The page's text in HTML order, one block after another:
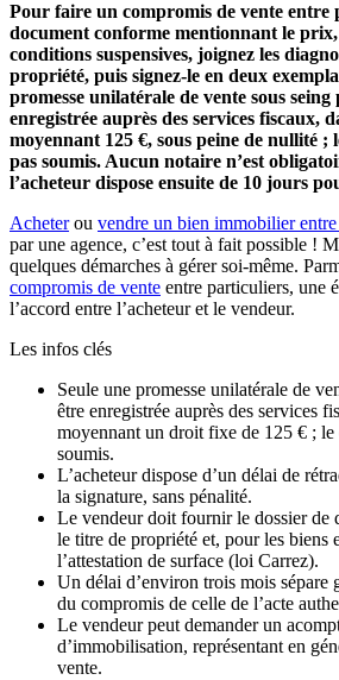
Pour faire un compromis de vente entre
document conforme mentionnant le prix,
conditions suspensives, joignez les
propriété, puis signez-le en deux
promesse unilatérale de vente sous
enregistrée auprès des services fiscaux,
moyennant 125 €, sous peine de nullité ;
pas soumis. Aucun notaire n’est
l’acheteur dispose ensuite de 10 jours
Acheterou vendre un bien immobilier
par une agence, c’est tout à fait possible !
quelques démarches à gérer soi-même.
compromis de vente entre particuliers, une
l’accord entre l’acheteur et le vendeur.
Les infos clés
Seule une promesse unilatérale de
être enregistrée auprès des services
moyennant un droit fixe de 125 € ; le
soumis.
L’acheteur dispose d’un délai de
la signature, sans pénalité.
Le vendeur doit fournir le dossier de
le titre de propriété et, pour les biens
l’attestation de surface (loi Carrez).
Un délai d’environ trois mois sépare
du compromis de celle de l’acte
Le vendeur peut demander un
d’immobilisation, représentant en
vente.